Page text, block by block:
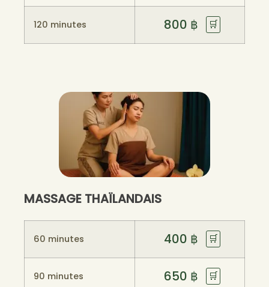
120 minutes 800 ฿ 🛒
MASSAGE THAÏLANDAIS
60 minutes 400 ฿ 🛒
90 minutes 650 ฿ 🛒